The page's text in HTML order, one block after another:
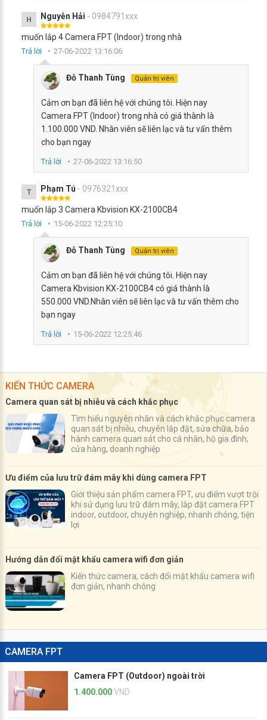
H Nguyễn Hải - 0984791xxx
muốn lắp 4 Camera FPT (Indoor) trong nhà
Trả lời 27-06-2022 13:16:06
Đỗ Thanh Tùng Quản trị viên
Cảm ơn bạn đã liên hệ với chúng tôi. Hiện nay
Camera FPT (Indoor) trong nhà có giá thành là
1.100.000 VND. Nhân viên sẽ liên lạc và tư vấn thêm
cho bạn ngay
Trả lời 27-06-2022 13:16:50
T Phạm Tú - 0976321xxx
muốn lắp 3 Camera Kbvision KX-2100CB4
Trả lời 15-06-2022 12:25:10
Đỗ Thanh Tùng Quản trị viên
Cảm ơn bạn đã liên hệ với chúng tôi. Hiện nay
Camera Kbvision KX-2100CB4 có giá thành là
550.000 VND.Nhân viên sẽ liên lạc và tư vấn thêm cho
bạn ngay
Trả lời 15-06-2022 12:25:46
KIẾN THỨC CAMERA
Camera quan sát bị nhiễu và cách khắc phục
Tìm hiểu nguyên nhân và cách khắc phục camera
quan sát bị nhiễu, chuyên lắp đặt, sửa chữa, bảo
hành camera quan sát cho cá nhân, hộ gia đình,
cửa hàng, doanh nghiệp
Ưu điểm của lưu trữ đám mây khi dùng camera FPT
Giới thiệu sản phẩm camera FPT, ưu điểm vượt trội
khi sử dụng lưu trữ đám mây, lắp đặt camera FPT
indoor, outdoor, chuyên nghiệp, nhanh chóng, tiện
lợi
Hướng dẫn đổi mật khẩu camera wifi đơn giản
Kiến thức camera, cách đổi mật khẩu camera wifi
đơn giản, nhanh chóng
CAMERA FPT
Camera FPT (Outdoor) ngoài trời
1.400.000VND